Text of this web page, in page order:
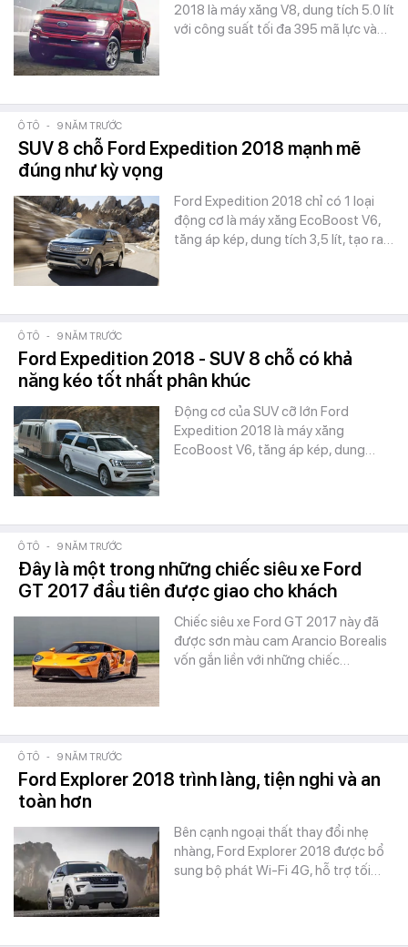
2018 là máy xăng V8, dung tích 5.0 lít
với công suất tối đa 395 mã lực và…
Ô TÔ - 9 NĂM TRƯỚC
SUV 8 chỗ Ford Expedition 2018 mạnh mẽ
đúng như kỳ vọng
Ford Expedition 2018 chỉ có 1 loại
động cơ là máy xăng EcoBoost V6,
tăng áp kép, dung tích 3,5 lít, tạo ra…
Ô TÔ - 9 NĂM TRƯỚC
Ford Expedition 2018 - SUV 8 chỗ có khả
năng kéo tốt nhất phân khúc
Động cơ của SUV cỡ lớn Ford
Expedition 2018 là máy xăng
EcoBoost V6, tăng áp kép, dung…
Ô TÔ - 9 NĂM TRƯỚC
Đây là một trong những chiếc siêu xe Ford
GT 2017 đầu tiên được giao cho khách
Chiếc siêu xe Ford GT 2017 này đã
được sơn màu cam Arancio Borealis
vốn gắn liền với những chiếc…
Ô TÔ - 9 NĂM TRƯỚC
Ford Explorer 2018 trình làng, tiện nghi và an
toàn hơn
Bên cạnh ngoại thất thay đổi nhẹ
nhàng, Ford Explorer 2018 được bổ
sung bộ phát Wi-Fi 4G, hỗ trợ tối…